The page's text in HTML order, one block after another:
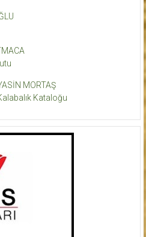
MORTAŞ
Kataloğu